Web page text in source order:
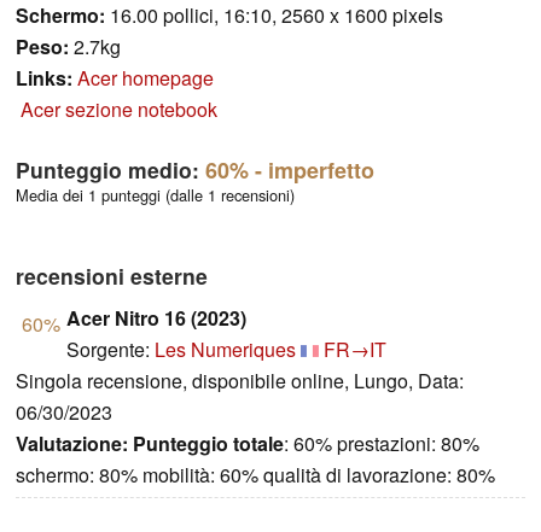
Schermo: 16.00 pollici, 16:10, 2560 x 1600 pixels
Peso: 2.7kg
Links: Acer homepage
Acer sezione notebook
Punteggio medio: 60%- imperfetto
Media dei 1 punteggi (dalle 1 recensioni)
recensioni esterne
60% Acer Nitro 16 (2023)
Sorgente: Les Numeriques
FR→IT
Singola recensione, disponibile online, Lungo, Data:
06/30/2023
Valutazione: Punteggio totale: 60% prestazioni: 80%
schermo: 80% mobilità: 60% qualità di lavorazione: 80%